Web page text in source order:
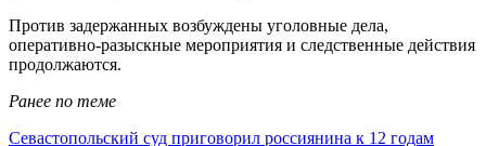
Против задержанных возбуждены уголовные дела,
оперативно-разыскные мероприятия и следственные действия
продолжаются.
Ранее по теме
Севастопольский суд приговорил россиянина к 12 годам